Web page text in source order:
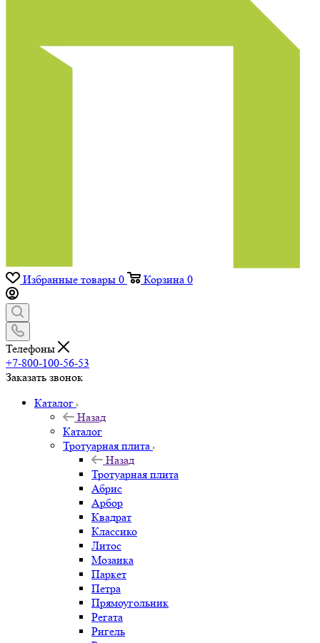
Избранные товары 0 Корзина 0
Телефоны
+7-800-100-56-53
Заказать звонок
Каталог
Назад
Каталог
Тротуарная плита
Назад
Тротуарная плита
Абрис
Арбор
Квадрат
Классико
Литос
Мозаика
Паркет
Петра
Прямоугольник
Регата
Ригель